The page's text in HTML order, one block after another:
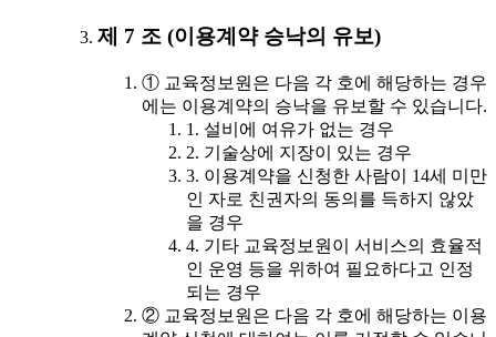
제 7 조 (이용계약 승낙의 유보)
① 교육정보원은 다음 각 호에 해당하는 경우
에는 이용계약의 승낙을 유보할 수 있습니다.
1. 설비에 여유가 없는 경우
2. 기술상에 지장이 있는 경우
3. 이용계약을 신청한 사람이 14세 미만
인 자로 친권자의 동의를 득하지 않았
을 경우
4. 기타 교육정보원이 서비스의 효율적
인 운영 등을 위하여 필요하다고 인정
되는 경우
② 교육정보원은 다음 각 호에 해당하는 이용